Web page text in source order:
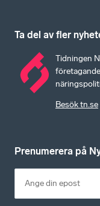
Ta del av fler
Tidningen
Besök tn.se
Prenumerera på